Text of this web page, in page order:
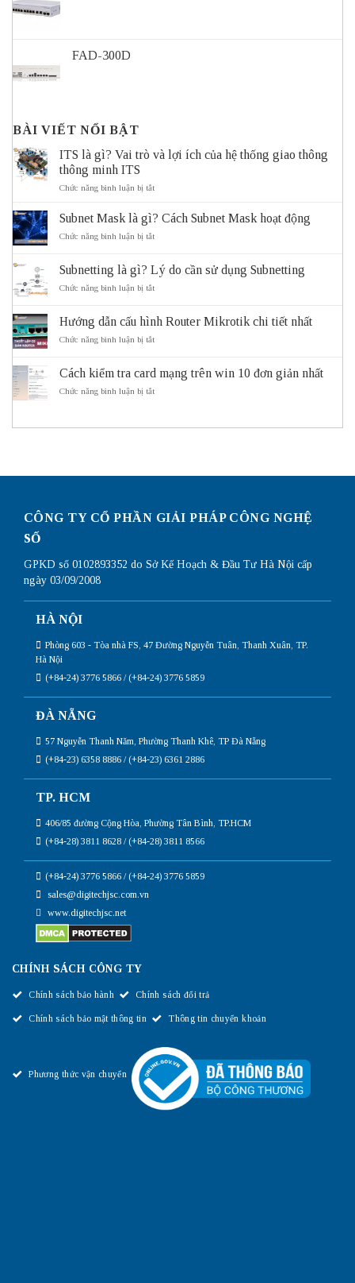
FAD-300D
BÀI VIẾT NỔI BẬT
ITS là gì? Vai trò và lợi ích của hệ thống giao thông
thông minh ITS
Chức năng bình luận bị tắtở
gì?
Vai
lợi
của
thống
thông
ITS
Subnet Mask là gì? Cách Subnet Mask hoạt động
Chức năng bình luận bị tắtở
là
Mask
động
Subnetting là gì? Lý do cần sử dụng Subnetting
Chức năng bình luận bị tắtở
gì?
sử
dụng
Subnetting
Hướng dẫn cấu hình Router Mikrotik chi tiết nhất
Chức năng bình luận bị tắtở
cấu
Cách kiểm tra card mạng trên win 10 đơn giản nhất
Chức năng bình luận bị tắtở
tra
nhất
CÔNG TY CỔ PHẦN GIẢI PHÁP CÔNG NGHỆ
SỐ
GPKD số 0102893352 do Sở Kế Hoạch & Đầu Tư Hà Nội cấp
ngày 03/09/2008
HÀ NỘI
Phòng 603 - Tòa nhà FS, 47 Đường Nguyễn Tuân, Thanh Xuân, TP.
Hà Nội
(+84-24) 3776 5866 / (+84-24) 3776 5859
ĐÀ NẴNG
57 Nguyễn Thanh Năm, Phường Thanh Khê, TP Đà Nẵng
(+84-23) 6358 8886 / (+84-23) 6361 2886
TP. HCM
406/85 đường Cộng Hòa, Phường Tân Bình, TP.HCM
(+84-28) 3811 8628 / (+84-28) 3811 8566
(+84-24) 3776 5866 / (+84-24) 3776 5859
sales@digitechjsc.com.vn
www.digitechjsc.net
CHÍNH SÁCH CÔNG TY
Chính sách bảo hành Chính sách đổi trả
Chính sách bảo mật thông tin Thông tin chuyển khoản
Phương thức vận chuyển